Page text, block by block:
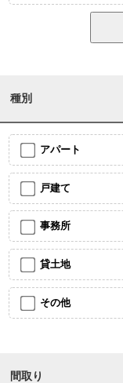
種別
アパート
戸建て
事務所
貸土地
その他
間取り